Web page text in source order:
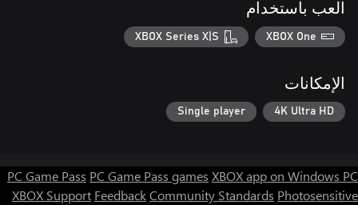
العب باستخدام
XBOX One
XBOX Series X|S
الإمكانات
4K Ultra HD
Single player
PC Game Pass PC Game Pass games XBOX app on Windows PC
XBOX Support FeedbackCommunity Standards Photosensitive